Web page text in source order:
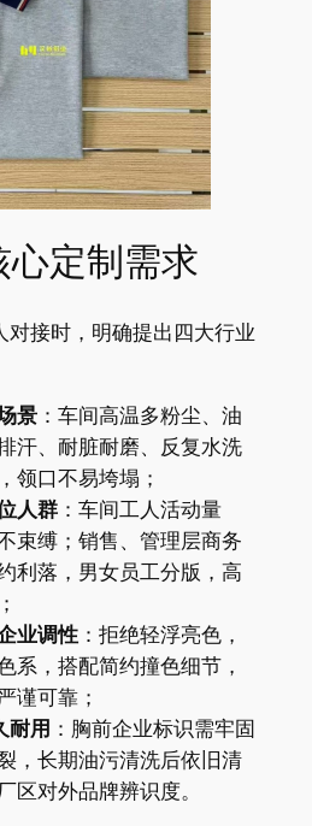
定制需求
对接时，明确提出四大行业
景：车间高温多粉尘、油
汗、耐脏耐磨、反复水洗
领口不易垮塌；
人群：车间工人活动量
束缚；销售、管理层商务
利落，男女员工分版，高
业调性：拒绝轻浮亮色，
系，搭配简约撞色细节，
谨可靠；
耐用 ：胸前企业标识需牢固
，长期油污清洗后依旧清
区对外品牌辨识度。